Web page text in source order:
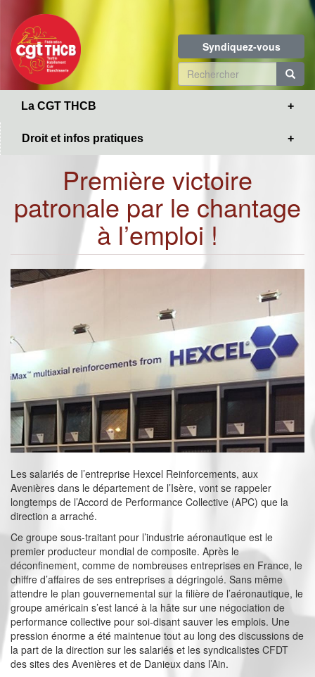
contenu
principal
Syndiquez-vous
Formulaire
de
La CGT THCB
Droit et infos pratiques
Première victoire
patronale par le chantage
à l’emploi !
Les salariés de l’entreprise Hexcel Reinforcements, aux
Avenières dans le département de l’Isère, vont se rappeler
longtemps de l’Accord de Performance Collective (APC) que la
direction a arraché.
Ce groupe sous-traitant pour l’industrie aéronautique est le
premier producteur mondial de composite. Après le
déconfinement, comme de nombreuses entreprises en France, le
chiffre d’affaires de ses entreprises a dégringolé. Sans même
attendre le plan gouvernemental sur la filière de l’aéronautique, le
groupe américain s’est lancé à la hâte sur une négociation de
performance collective pour soi-disant sauver les emplois. Une
pression énorme a été maintenue tout au long des discussions de
la part de la direction sur les salariés et les syndicalistes CFDT
des sites des Avenières et de Danieux dans l’Ain.